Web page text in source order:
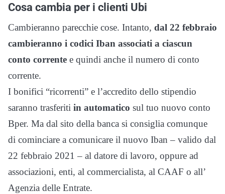
Cosa cambia per i clienti Ubi
Cambieranno parecchie cose. Intanto, dal 22 febbraio
cambieranno i codici Iban associati a ciascun
conto corrente e quindi anche il numero di conto
corrente.
I bonifici “ricorrenti” e l’accredito dello stipendio
saranno trasferiti in automatico sul tuo nuovo conto
Bper. Ma dal sito della banca si consiglia comunque
di cominciare a comunicare il nuovo Iban – valido dal
22 febbraio 2021 – al datore di lavoro, oppure ad
associazioni, enti, al commercialista, al CAAF o all’
Agenzia delle Entrate.